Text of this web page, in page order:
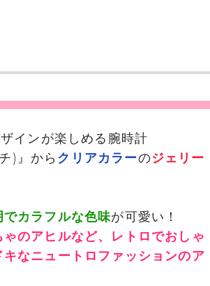
インが楽しめる腕時計
)』から クリアカラーのジェリー
でカラフルな色味が可愛い！
のアヒルなど、レトロでおしゃ
なニュートロファッションのア